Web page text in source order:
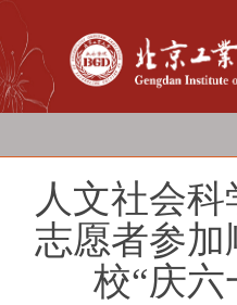
人文社会
志愿者参
校“庆六